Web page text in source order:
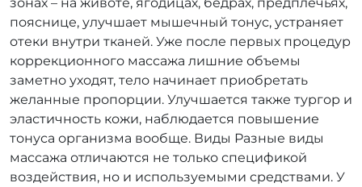
пояснице, улучшает мышечный тонус, устраняет
отеки внутри тканей. Уже после первых процедур
коррекционного массажа лишние объемы
заметно уходят, тело начинает приобретать
желанные пропорции. Улучшается также тургор и
эластичность кожи, наблюдается повышение
тонуса организма вообще. Виды Разные виды
массажа отличаются не только спецификой
воздействия, но и используемыми средствами. У